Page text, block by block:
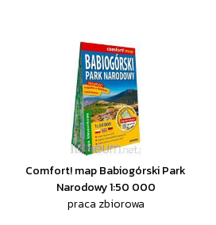
Comfort! map Babiogórski Park
Narodowy 1:50 000
praca zbiorowa